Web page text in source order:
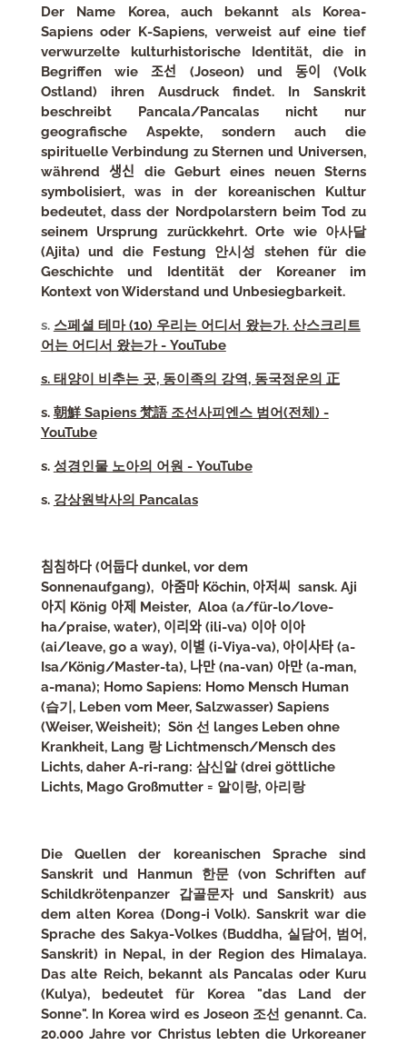
Der Name Korea, auch bekannt als Korea-
Sapiens oder K-Sapiens, verweist auf eine tief
verwurzelte kulturhistorische Identität, die in
Begriffen wie 조선 (Joseon) und 동이 (Volk
Ostland) ihren Ausdruck findet. In Sanskrit
beschreibt Pancala/Pancalas nicht nur
geografische Aspekte, sondern auch die
spirituelle Verbindung zu Sternen und Universen,
während 생신 die Geburt eines neuen Sterns
symbolisiert, was in der koreanischen Kultur
bedeutet, dass der Nordpolarstern beim Tod zu
seinem Ursprung zurückkehrt. Orte wie 아사달
(Ajita) und die Festung 안시성 stehen für die
Geschichte und Identität der Koreaner im
Kontext von Widerstand und Unbesiegbarkeit.
s. 스페셜 테마 (10) 우리는 어디서 왔는가. 산스크리트
어는 어디서 왔는가 - YouTube
s. 태양이 비추는 곳, 동이족의 강역, 동국정운의 正
s. 朝鮮 Sapiens 梵語 조선사피엔스 범어(전체) -
YouTube
s. 성경인물 노아의 어원 - YouTube
s. 강상원박사의 Pancalas
침침하다 (어둡다 dunkel, vor dem
Sonnenaufgang), 아줌마 Köchin, 아저씨 sansk. Aji
아지 König 아제 Meister, Aloa (a/für-lo/love-
ha/praise, water), 이리와 (ili-va) 이아 이아
(ai/leave, go a way), 이별 (i-Viya-va), 아이사타 (a-
Isa/König/Master-ta), 나만 (na-van) 아만 (a-man,
a-mana); Homo Sapiens: Homo Mensch Human
(습기, Leben vom Meer, Salzwasser) Sapiens
(Weiser, Weisheit); Sön 선 langes Leben ohne
Krankheit, Lang 랑 Lichtmensch/Mensch des
Lichts, daher A-ri-rang: 삼신알 (drei göttliche
Lichts, Mago Großmutter = 알이랑, 아리랑
Die Quellen der koreanischen Sprache sind
Sanskrit und Hanmun 한문 (von Schriften auf
Schildkrötenpanzer 갑골문자 und Sanskrit) aus
dem alten Korea (Dong-i Volk). Sanskrit war die
Sprache des Sakya-Volkes (Buddha, 실담어, 범어,
Sanskrit) in Nepal, in der Region des Himalaya.
Das alte Reich, bekannt als Pancalas oder Kuru
(Kulya), bedeutet für Korea "das Land der
Sonne". In Korea wird es Joseon 조선 genannt. Ca.
20.000 Jahre vor Christus lebten die Urkoreaner